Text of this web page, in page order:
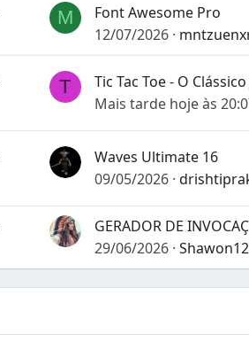
M
Font Awesome Pro
12/07/2026
T
Mais tarde hoje às
Waves Ultimate 16
09/05/2026
29/06/2026